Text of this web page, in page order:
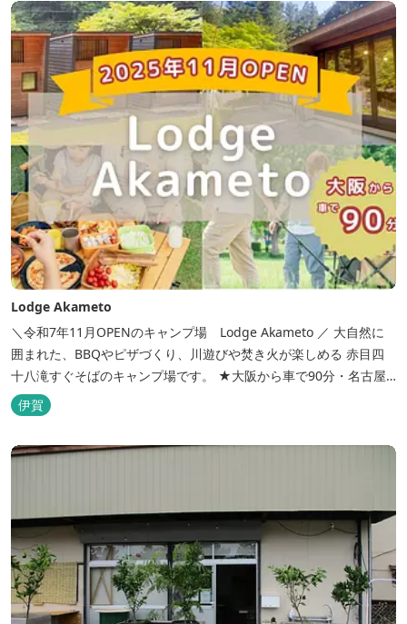
Lodge Akameto
＼令和7年11月OPENのキャンプ場 Lodge Akameto ／ 大自然に
囲まれた、BBQやピザづくり、川遊びや焚き火が楽しめる 赤目四
十八滝すぐそばのキャンプ場です。 ★大阪から車で90分・名古屋
から120分の好アクセス！ ★専用テラス付きバンガローでは、BBQ
をしながら子どもが川遊びをしているのが見れる！ ★Wi-Fiがつな
がります！ ★日帰りBBQや大人数での研修も...
伊賀